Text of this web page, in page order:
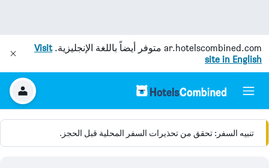
ar.hotelscombined.com متوفر أيضاً باللغة الإنجليزية.Visit
site in English
تنبيه السفر: تحقق من تحذيرات السفر المحلية قبل الحجز.